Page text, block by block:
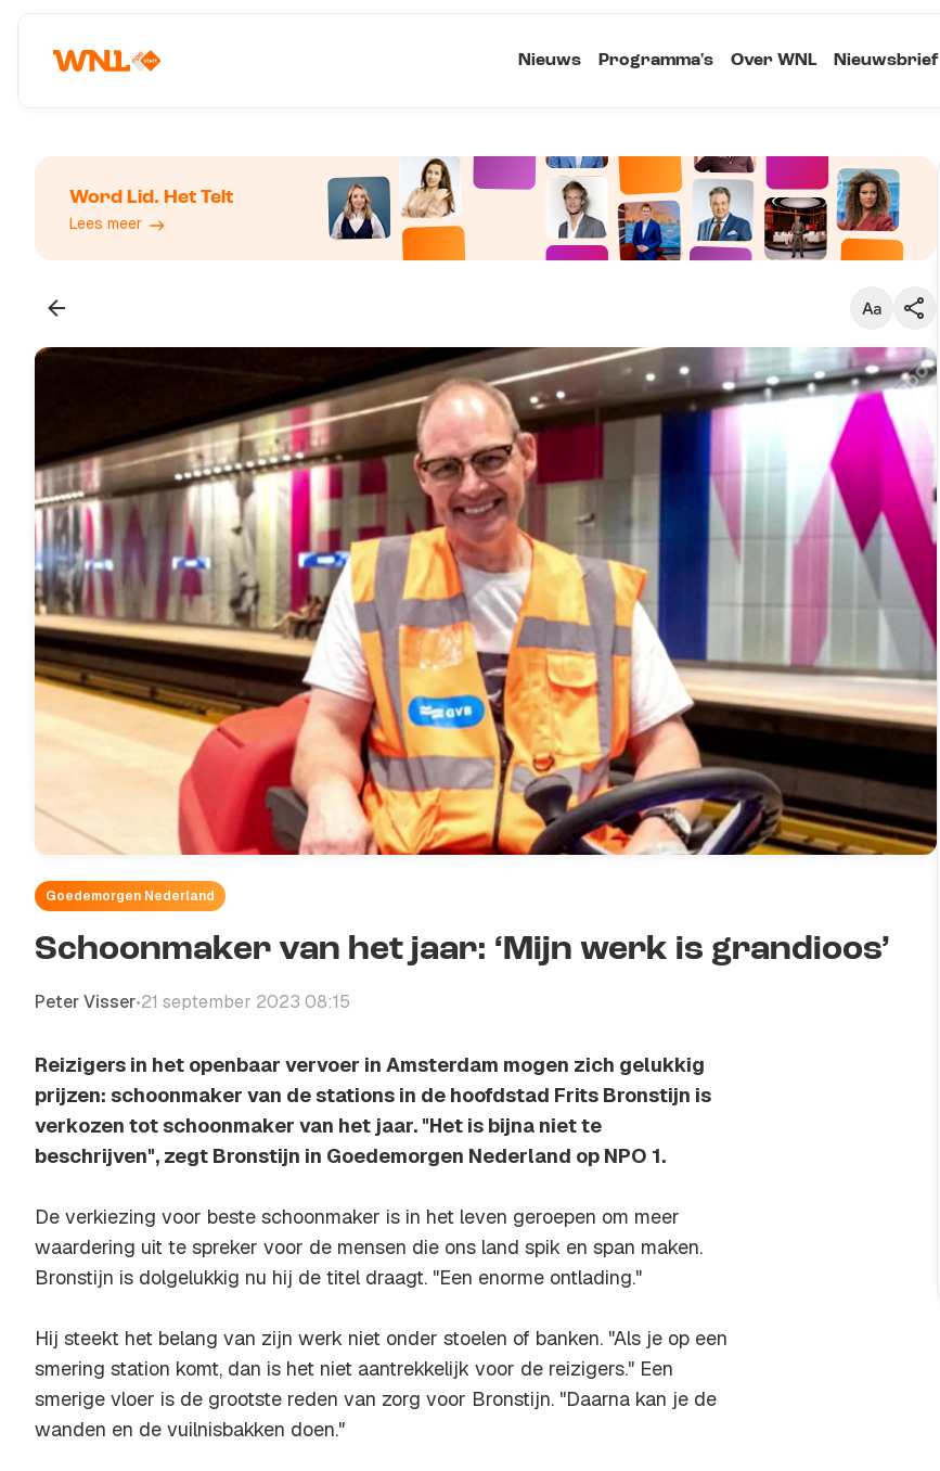
Nieuws Programma's Over WNL Nieuwsbrief
Word Lid. Het Telt
Lees meer
Standaard
Groot
Kopieer link
Goedemorgen Nederland
Schoonmaker van het jaar: ‘Mijn werk is grandioos’
Peter Visser•21 september 2023 08:15
Reizigers in het openbaar vervoer in Amsterdam mogen zich gelukkig
prijzen: schoonmaker van de stations in de hoofdstad Frits Bronstijn is
verkozen tot schoonmaker van het jaar. "Het is bijna niet te
beschrijven", zegt Bronstijn in Goedemorgen Nederland op NPO 1.
De verkiezing voor beste schoonmaker is in het leven geroepen om meer
waardering uit te spreker voor de mensen die ons land spik en span maken.
Bronstijn is dolgelukkig nu hij de titel draagt. "Een enorme ontlading."
Hij steekt het belang van zijn werk niet onder stoelen of banken. "Als je op een
smering station komt, dan is het niet aantrekkelijk voor de reizigers." Een
smerige vloer is de grootste reden van zorg voor Bronstijn. "Daarna kan je de
wanden en de vuilnisbakken doen."